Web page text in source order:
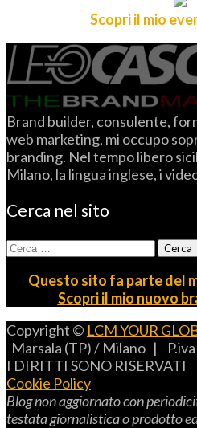
Scopri il mio
Brand builder, consulente,
web marketing, mi occupo
branding. Nel tempo libero
Milano, la lingua inglese, i
Cerca nel sito
Ricerca
per:
Questo sito fa parte del
Scopri il mio nuovo
Copyright © LCM YOUR
Marsala (TP) / Milano |
I DIRITTI SONO RISERVATI
Cookie Policy
Blog non aggiornato con
testata giornalistica o prodotto